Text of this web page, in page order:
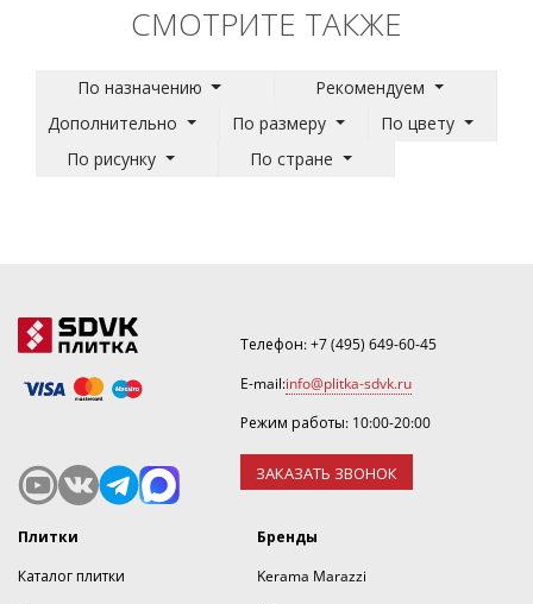
СМОТРИТЕ ТАКЖЕ
По назначению
Рекомендуем
Дополнительно
По размеру
По цвету
По рисунку
По стране
Телефон:+7 (495) 649-60-45
E-mail:info@plitka-sdvk.ru
Режим работы: 10:00-20:00
ЗАКАЗАТЬ ЗВОНОК
Плитки
Каталог плитки
Бренды
Kerama Marazzi